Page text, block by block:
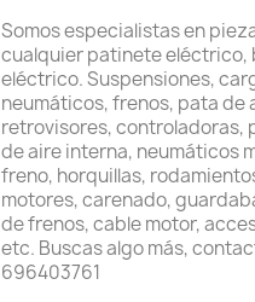
Somos especialistas en
cualquier patinete
eléctrico. Suspensiones,
neumáticos, frenos, pata de
retrovisores, controladoras,
de aire interna, neumáticos
freno, horquillas,
motores, carenado,
de frenos, cable motor,
etc. Buscas algo más,
696403761